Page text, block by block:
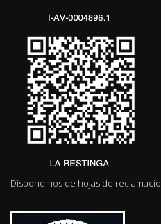
Disponemos de hojas de